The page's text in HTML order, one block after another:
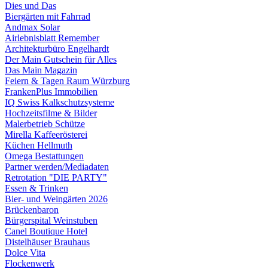
Dies und Das
Biergärten mit Fahrrad
Andmax Solar
Airlebnisblatt Remember
Architekturbüro Engelhardt
Der Main Gutschein für Alles
Das Main Magazin
Feiern & Tagen Raum Würzburg
FrankenPlus Immobilien
IQ Swiss Kalkschutzsysteme
Hochzeitsfilme & Bilder
Malerbetrieb Schütze
Mirella Kaffeerösterei
Küchen Hellmuth
Omega Bestattungen
Partner werden/Mediadaten
Retrotation "DIE PARTY"
Essen & Trinken
Bier- und Weingärten 2026
Brückenbaron
Bürgerspital Weinstuben
Canel Boutique Hotel
Distelhäuser Brauhaus
Dolce Vita
Flockenwerk